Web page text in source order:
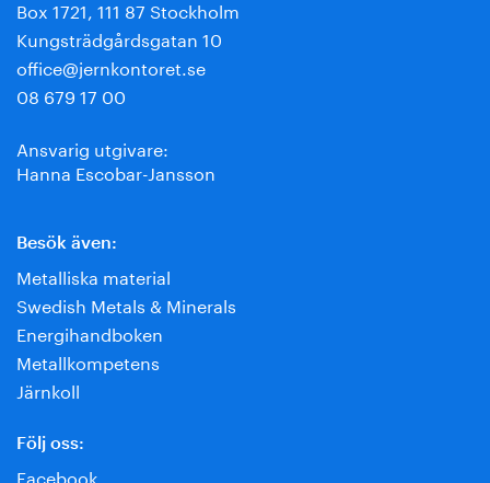
Box 1721, 111 87 Stockholm
Kungsträdgårdsgatan 10
office@jernkontoret.se
08 679 17 00
Ansvarig utgivare:
Hanna Escobar-Jansson
Besök även:
Metalliska material
Swedish Metals & Minerals
Energihandboken
Metallkompetens
Järnkoll
Följ oss:
Facebook